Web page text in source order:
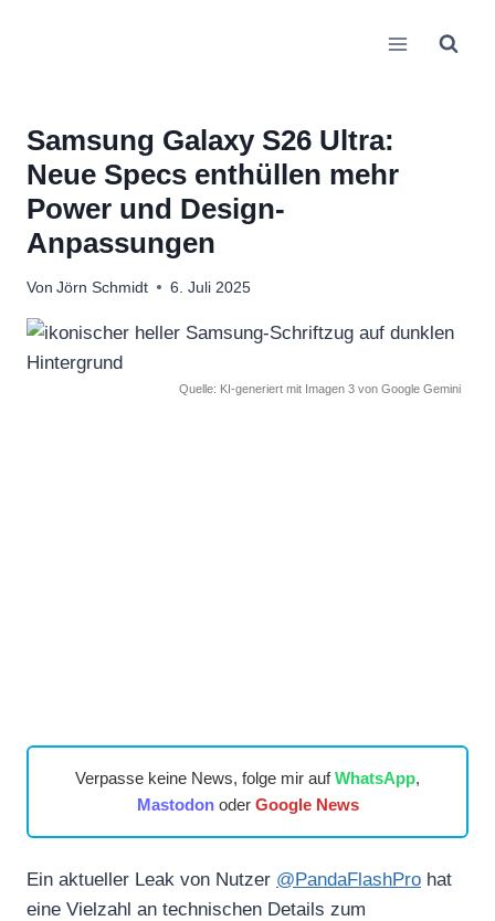
Samsung Galaxy S26 Ultra:
Neue Specs enthüllen mehr
Power und Design-
Anpassungen
Von Jörn Schmidt 6. Juli 2025
Quelle: KI-generiert mit Imagen 3 von Google Gemini
Verpasse keine News, folge mir aufWhatsApp,
Mastodonoder Google News
Ein aktueller Leak von Nutzer @PandaFlashPro hat
eine Vielzahl an technischen Details zum